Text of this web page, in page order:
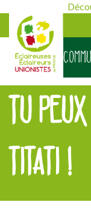
TU
TITATI !